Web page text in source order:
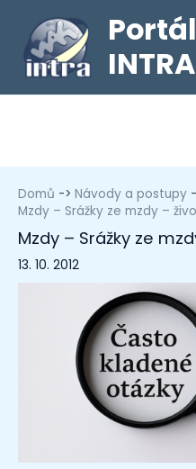
INTRA
Domů Návody a postupy
Mzdy – Srážky ze mzdy –
Mzdy – Srážky ze
13. 10. 2012